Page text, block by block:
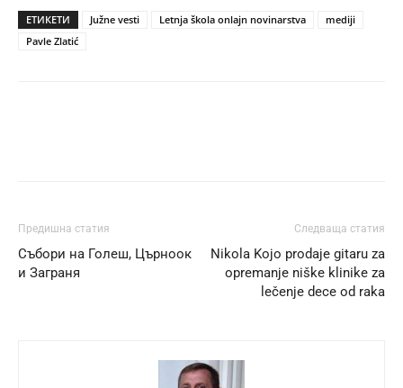
ЕТИКЕТИ Južne vesti Letnja škola onlajn novinarstva
mediji
Pavle Zlatić
Предишна статия
Събори на Голеш, Църноок
и Заграня
Следваща статия
Nikola Kojo prodaje gitaru za
opremanje niške klinike za
lečenje dece od raka